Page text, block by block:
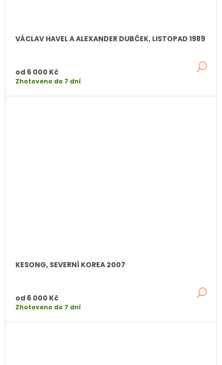
VÁCLAV HAVEL A ALEXANDER DUBČEK, LISTOPAD 1989
od 6 000 Kč
Zhotoveno do 7 dní
KESONG, SEVERNÍ KOREA 2007
od 6 000 Kč
Zhotoveno do 7 dní